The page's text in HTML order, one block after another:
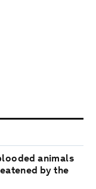
animals
by the